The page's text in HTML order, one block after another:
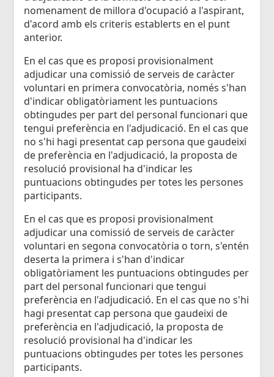
nomenament de millora d'ocupació a l'aspirant,
d'acord amb els criteris establerts en el punt
anterior.
En el cas que es proposi provisionalment
adjudicar una comissió de serveis de caràcter
voluntari en primera convocatòria, només s'han
d'indicar obligatòriament les puntuacions
obtingudes per part del personal funcionari que
tengui preferència en l'adjudicació. En el cas que
no s'hi hagi presentat cap persona que gaudeixi
de preferència en l'adjudicació, la proposta de
resolució provisional ha d'indicar les
puntuacions obtingudes per totes les persones
participants.
En el cas que es proposi provisionalment
adjudicar una comissió de serveis de caràcter
voluntari en segona convocatòria o torn, s'entén
deserta la primera i s'han d'indicar
obligatòriament les puntuacions obtingudes per
part del personal funcionari que tengui
preferència en l'adjudicació. En el cas que no s'hi
hagi presentat cap persona que gaudeixi de
preferència en l'adjudicació, la proposta de
resolució provisional ha d'indicar les
puntuacions obtingudes per totes les persones
participants.